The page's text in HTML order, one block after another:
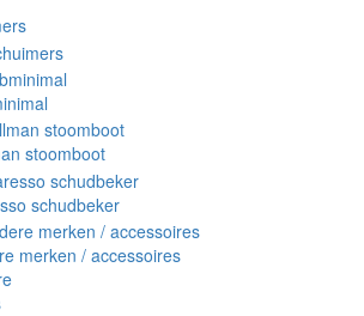
stoomboot
schudbeker
merken / accessoires